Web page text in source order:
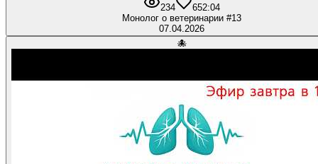
234 652:04
Монолог о ветеринарии #13
07.04.2026
🐙